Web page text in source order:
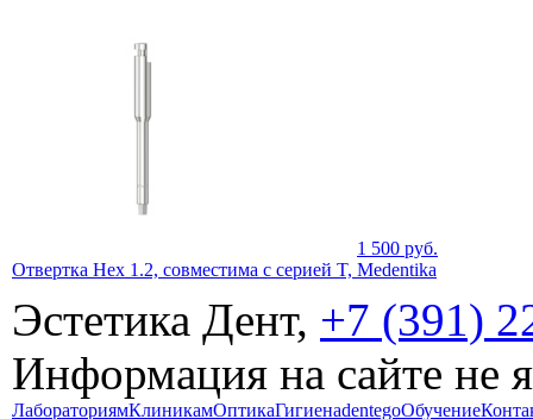
1 500 руб.
Отвертка Hex 1.2, совместима с серией T, Medentika
Эстетика Дент, +7 (391)
Информация на сайте не
ЛабораториямКлиникамОптикаГигиенаdentegoОбучение